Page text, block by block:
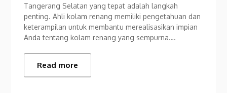
Tangerang Selatan yang tepat adalah langkah
penting. Ahli kolam renang memiliki pengetahuan dan
keterampilan untuk membantu merealisasikan impian
Anda tentang kolam renang yang sempurna….
Read more